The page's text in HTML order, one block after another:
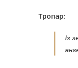
Тропар:
Iз